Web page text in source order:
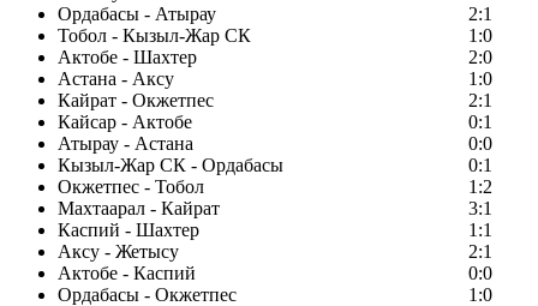
Ордабасы - Атырау
2:1
Тобол - Кызыл-Жар СК
1:0
Актобе - Шахтер
2:0
Астана - Аксу
1:0
Кайрат - Окжетпес
2:1
Кайсар - Актобе
0:1
Атырау - Астана
0:0
Кызыл-Жар СК - Ордабасы
0:1
Окжетпес - Тобол
1:2
Махтаарал - Кайрат
3:1
Каспий - Шахтер
1:1
Аксу - Жетысу
2:1
Актобе - Каспий
0:0
Ордабасы - Окжетпес
1:0